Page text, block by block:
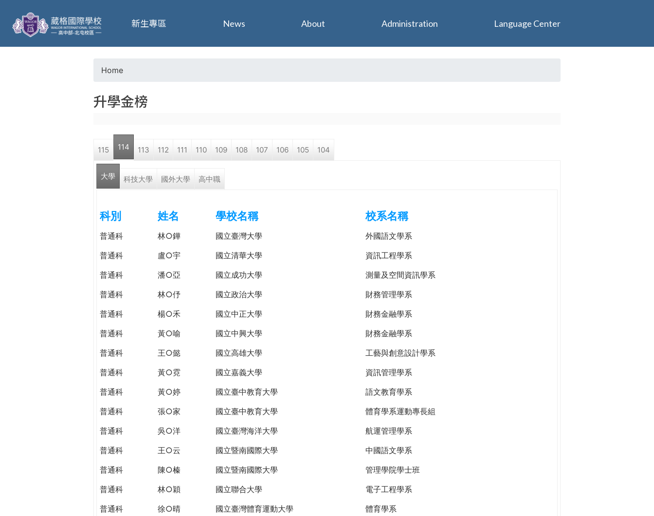
葳
格
o
a
r
e
r
e
Home
升學金榜
115 114 113 112 111 110 109 108 107 106 105 104
大學 科技大學 國外大學 高中職
科別 姓名 學校名稱 校系名稱
普通科 林○鏵 國立臺灣大學
外國語文學系
普通科
盧○宇 國立清華大學
資訊工程學系
普通科
潘○亞 國立成功大學
測量及空間資訊學系
普通科
林○伃 國立政治大學
財務管理學系
普通科
楊○禾 國立中正大學
財務金融學系
普通科
黃○喻 國立中興大學
財務金融學系
普通科
王○懿 國立高雄大學
工藝與創意設計學系
普通科
黃○霓 國立嘉義大學
資訊管理學系
普通科
黃○婷 國立臺中教育大學
語文教育學系
普通科
張○家 國立臺中教育大學
體育學系運動專長組
普通科
吳○洋 國立臺灣海洋大學
航運管理學系
普通科
王○云 國立暨南國際大學
中國語文學系
普通科
陳○榛 國立暨南國際大學
管理學院學士班
普通科
林○穎 國立聯合大學
電子工程學系
普通科
徐○晴 國立臺灣體育運動大學
體育學系
新生專區 News About Administration Language Center